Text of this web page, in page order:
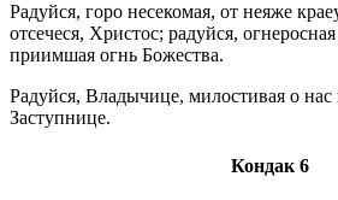
Радуйся, горо несекомая, от неяже
отсечеся, Христос; радуйся,
приимшая огнь Божества.
Радуйся, Владычице, милостивая о
Заступнице.
Кондак 6